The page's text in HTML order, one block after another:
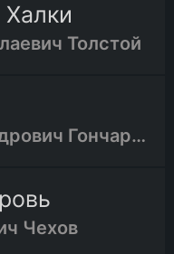
Толстой
Иван Александрович Гончаров
Чехов